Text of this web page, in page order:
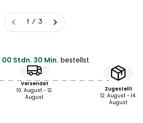
1 / 3
00 Stdn. 30 Min. bestellst
Versendet
10. August - 12.
August
Zugestellt
12. August - 14.
August